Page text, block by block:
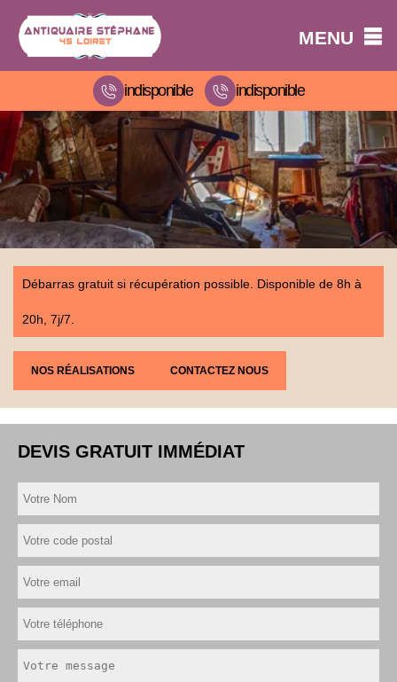
MENU
indisponible indisponible
Débarras gratuit si récupération possible. Disponible de 8h à
20h, 7j/7.
NOS RÉALISATIONS CONTACTEZ NOUS
DEVIS GRATUIT IMMÉDIAT